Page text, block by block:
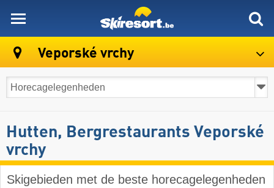
Veporské vrchy
Hutten, Bergrestaurants Veporské
vrchy
Skigebieden met de beste horecagelegenheden